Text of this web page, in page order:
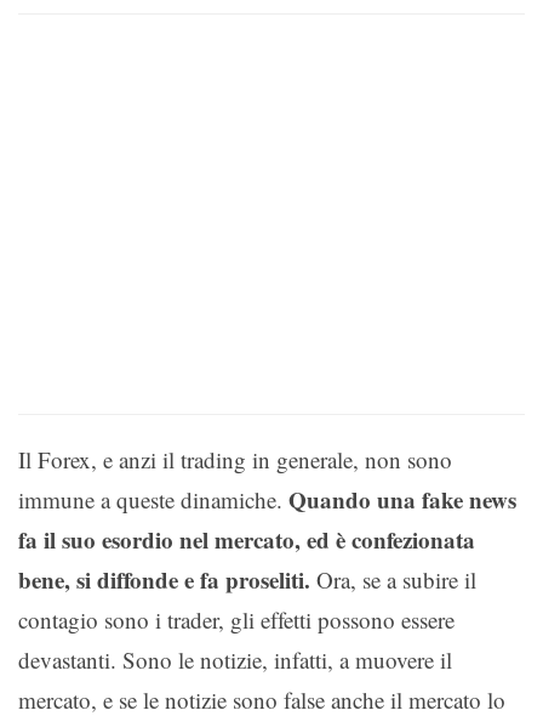
Il Forex, e anzi il trading in generale, non sono
immune a queste dinamiche. Quando una fake news
fa il suo esordio nel mercato, ed è confezionata
bene, si diffonde e fa proseliti. Ora, se a subire il
contagio sono i trader, gli effetti possono essere
devastanti. Sono le notizie, infatti, a muovere il
mercato, e se le notizie sono false anche il mercato lo